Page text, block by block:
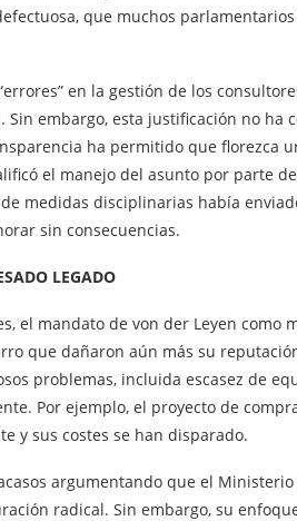
que muchos
en la gestión de los
embargo, esta justificación no ha
ha permitido que florezca
el manejo del asunto por parte
medidas disciplinarias había
sin consecuencias.
LEGADO
el mandato de von der Leyen como
que dañaron aún más su
problemas, incluida escasez de
Por ejemplo, el proyecto de
y sus costes se han disparado.
argumentando que el
radical. Sin embargo, su